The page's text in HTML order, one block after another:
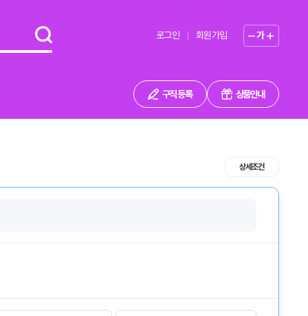
로그인 회원가입 가
구직 등록 상품안내
상세조건